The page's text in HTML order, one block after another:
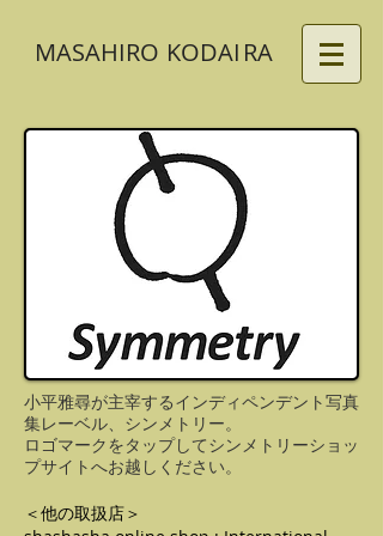
MASAHIRO KODAI RA
小平雅尋が主宰するインディペンデント写真
集レーベル、シンメトリー。
ロゴマークをタップしてシンメトリーショッ
プサイトへお越しください。
＜他の取扱店＞